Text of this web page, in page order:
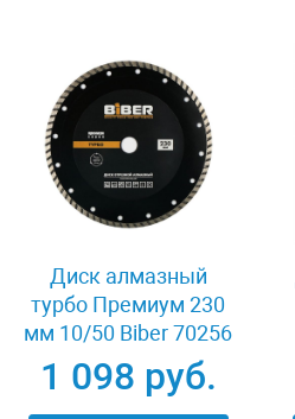
Диск алмазный
турбо Премиум 230
мм 10/50 Biber 70256
1 098 руб.